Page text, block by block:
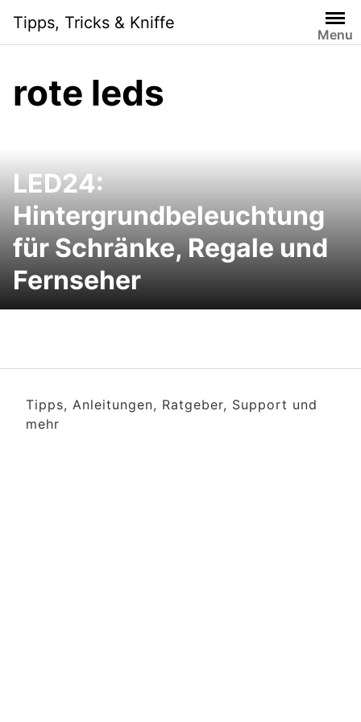
content
Tipps, Tricks & Kniffe
Menu
rote leds
LED24:
Hintergrundbeleuchtung
für Schränke, Regale und
Fernseher
Tipps, Anleitungen, Ratgeber, Support und
mehr